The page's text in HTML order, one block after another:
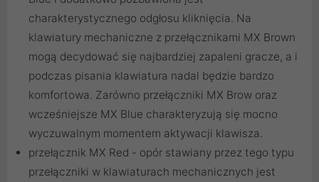
charakterystycznego odgłosu kliknięcia. Na
klawiatury mechaniczne z przełącznikami MX Brown
mogą decydować się najbardziej zapaleni gracze, a i
podczas pisania klawiatura nadal będzie bardzo
komfortowa. Zarówno przełączniki MX Brow oraz
wcześniejsze MX Blue charakteryzują się mocno
wyczuwalnym momentem aktywacji klawisza.
przełącznik MX Red - opór stawiany przez tego typu
przełączniki w klawiaturach mechanicznych jest